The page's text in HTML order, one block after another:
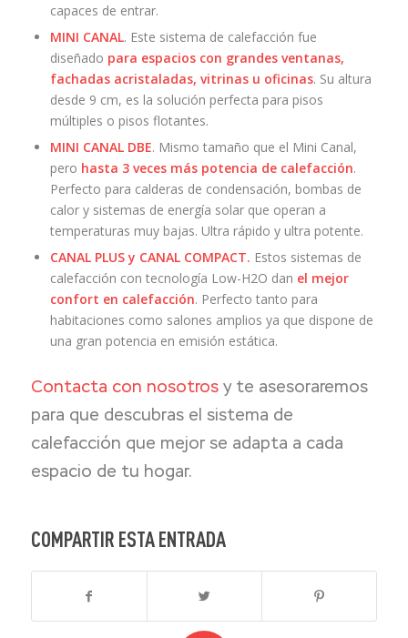
capaces de entrar.
MINI CANAL. Este sistema de calefacción fue
diseñado para espacios con grandes ventanas,
fachadas acristaladas, vitrinas u oficinas. Su altura
desde 9 cm, es la solución perfecta para pisos
múltiples o pisos flotantes.
MINI CANAL DBE. Mismo tamaño que el Mini Canal,
pero hasta 3 veces más potencia de calefacción.
Perfecto para calderas de condensación, bombas de
calor y sistemas de energía solar que operan a
temperaturas muy bajas. Ultra rápido y ultra potente.
CANAL PLUS y CANAL COMPACT. Estos sistemas de
calefacción con tecnología Low-H2O dan el mejor
confort en calefacción. Perfecto tanto para
habitaciones como salones amplios ya que dispone de
una gran potencia en emisión estática.
Contacta con nosotrosy te asesoraremos
para que descubras el sistema de
calefacción que mejor se adapta a cada
espacio de tu hogar.
COMPARTIR ESTA ENTRADA